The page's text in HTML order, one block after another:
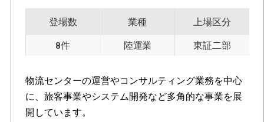
登場数
8件
業種
陸運業
上場区分
東証二部
物流センターの運営やコンサルティング業務を中心
に、旅客事業やシステム開発など多角的な事業を展
開しています。